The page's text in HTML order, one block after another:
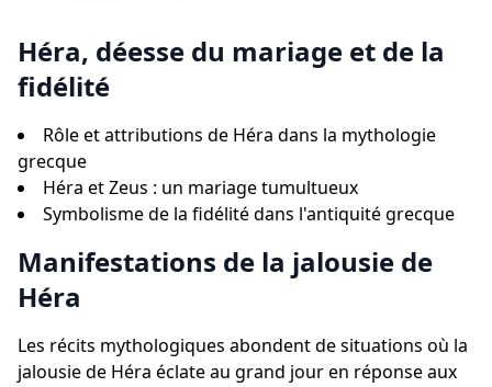
Héra, déesse du mariage et de la
fidélité
Rôle et attributions de Héra dans la mythologie
grecque
Héra et Zeus : un mariage tumultueux
Symbolisme de la fidélité dans l'antiquité grecque
Manifestations de la jalousie de
Héra
Les récits mythologiques abondent de situations où la
jalousie de Héra éclate au grand jour en réponse aux